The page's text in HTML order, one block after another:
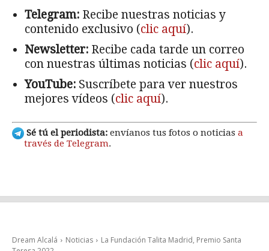
Telegram: Recibe nuestras noticias y
contenido exclusivo (clic aquí).
Newsletter: Recibe cada tarde un correo
con nuestras últimas noticias (clic aquí).
YouTube: Suscríbete para ver nuestros
mejores vídeos (clic aquí).
Sé tú el periodista: envíanos tus fotos o noticias a
través de Telegram.